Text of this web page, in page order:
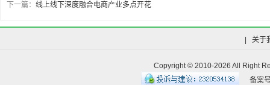
下一篇： 线上线下深度融合电商产业多点开花
关于
Copyright © 2010-2026 All Right
备案